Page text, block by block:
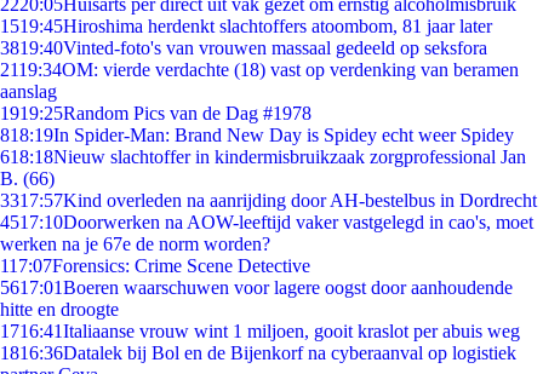
2220:05Huisarts per direct uit vak gezet om ernstig alcoholmisbruik
1519:45Hiroshima herdenkt slachtoffers atoombom, 81 jaar later
3819:40Vinted-foto's van vrouwen massaal gedeeld op seksfora
2119:34OM: vierde verdachte (18) vast op verdenking van beramen
aanslag
1919:25Random Pics van de Dag #1978
818:19In Spider-Man: Brand New Day is Spidey echt weer Spidey
618:18Nieuw slachtoffer in kindermisbruikzaak zorgprofessional Jan
B. (66)
3317:57Kind overleden na aanrijding door AH-bestelbus in Dordrecht
4517:10Doorwerken na AOW-leeftijd vaker vastgelegd in cao's, moet
werken na je 67e de norm worden?
117:07Forensics: Crime Scene Detective
5617:01Boeren waarschuwen voor lagere oogst door aanhoudende
hitte en droogte
1716:41Italiaanse vrouw wint 1 miljoen, gooit kraslot per abuis weg
1816:36Datalek bij Bol en de Bijenkorf na cyberaanval op logistiek